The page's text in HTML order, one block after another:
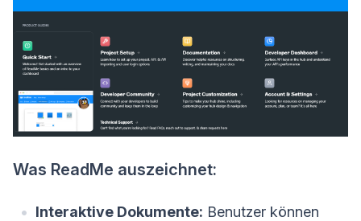
Was ReadMe auszeichnet:
Interaktive Dokumente: Benutzer können